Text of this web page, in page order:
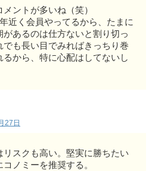
ントが多いね（笑）
近く会員やってるから、たまに
があるのは仕方ないと割り切っ
でも長い目でみればきっちり巻
るから、特に心配はしてないし
27日
リスクも高い。堅実に勝ちたい
ノミーを推奨する。